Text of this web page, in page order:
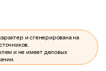
и сгенерирована на
и не имеет деловых